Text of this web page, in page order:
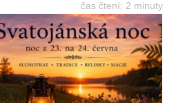
čas čtení: 2 minuty